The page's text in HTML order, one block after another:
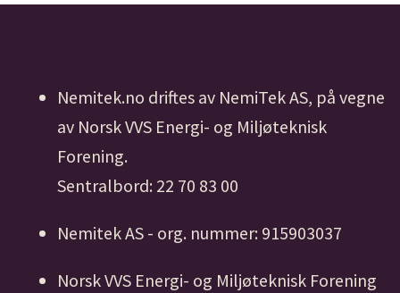
Nemitek.no driftes av NemiTek AS, på vegne
av Norsk VVS Energi- og Miljøteknisk
Forening.
Sentralbord: 22 70 83 00
Nemitek AS - org. nummer: 915903037
Norsk VVS Energi- og Miljøteknisk Forening